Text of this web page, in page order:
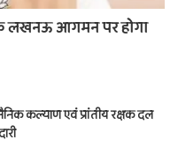
के लखनऊ आगमन पर होगा
कल्याण एवं प्रांतीय रक्षक दल